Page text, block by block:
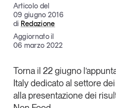
Grandi temi
Magazine
Opinioni
Dossier
Il Numero
Articolo del
09 giugno 2016
di Redazione
Aggiornato il
06 marzo 2022
Torna il 22 giugno
Italy dedicato al settore
alla presentazione dei